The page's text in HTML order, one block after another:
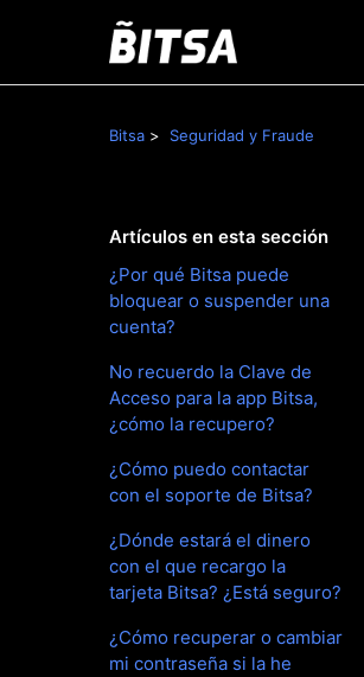
Bitsa Seguridad y Fraude
Artículos en esta sección
¿Por qué Bitsa puede
bloquear o suspender una
cuenta?
No recuerdo la Clave de
Acceso para la app Bitsa,
¿cómo la recupero?
¿Cómo puedo contactar
con el soporte de Bitsa?
¿Dónde estará el dinero
con el que recargo la
tarjeta Bitsa? ¿Está seguro?
¿Cómo recuperar o cambiar
mi contraseña si la he